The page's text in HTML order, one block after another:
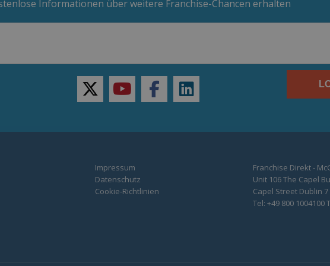
Informationen über weitere Franchise-Chancen erhalten
twitteryoutubefacebooklinkedin
Impressum
Datenschutz
Cookie-Richtlinien
Franchise Direkt -
Unit 106 The Capel
Capel Street Dublin
Tel: +49 800 1004100